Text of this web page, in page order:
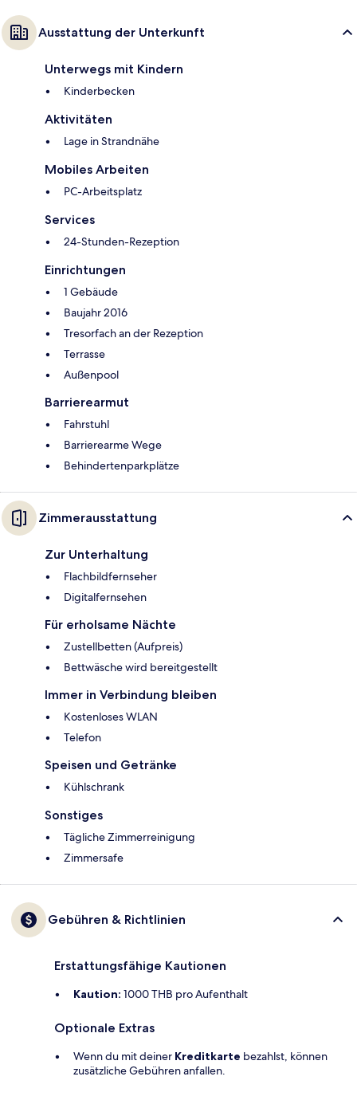
Ausstattung der Unterkunft
Unterwegs mit Kindern
Kinderbecken
Aktivitäten
Lage in Strandnähe
Mobiles Arbeiten
PC-Arbeitsplatz
Services
24-Stunden-Rezeption
Einrichtungen
1 Gebäude
Baujahr 2016
Tresorfach an der Rezeption
Terrasse
Außenpool
Barrierearmut
Fahrstuhl
Barrierearme Wege
Behindertenparkplätze
Zimmerausstattung
Zur Unterhaltung
Flachbildfernseher
Digitalfernsehen
Für erholsame Nächte
Zustellbetten (Aufpreis)
Bettwäsche wird bereitgestellt
Immer in Verbindung bleiben
Kostenloses WLAN
Telefon
Speisen und Getränke
Kühlschrank
Sonstiges
Tägliche Zimmerreinigung
Zimmersafe
Gebühren & Richtlinien
Erstattungsfähige Kautionen
Kaution: 1000 THB pro Aufenthalt
Optionale Extras
Wenn du mit deiner Kreditkarte bezahlst, können
zusätzliche Gebühren anfallen.